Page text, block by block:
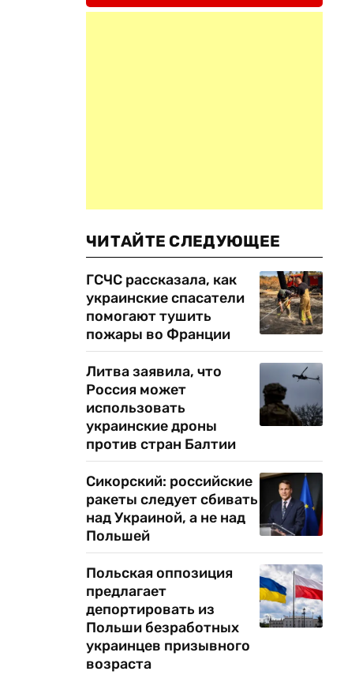
ЧИТАЙТЕ СЛЕДУЮЩЕЕ
ГСЧС рассказала, как
украинские спасатели
помогают тушить
пожары во Франции
Литва заявила, что
Россия может
использовать
украинские дроны
против стран Балтии
Сикорский: российские
ракеты следует сбивать
над Украиной, а не над
Польшей
Польская оппозиция
предлагает
депортировать из
Польши безработных
украинцев призывного
возраста